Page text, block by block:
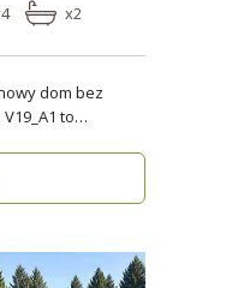
x2
dom bez